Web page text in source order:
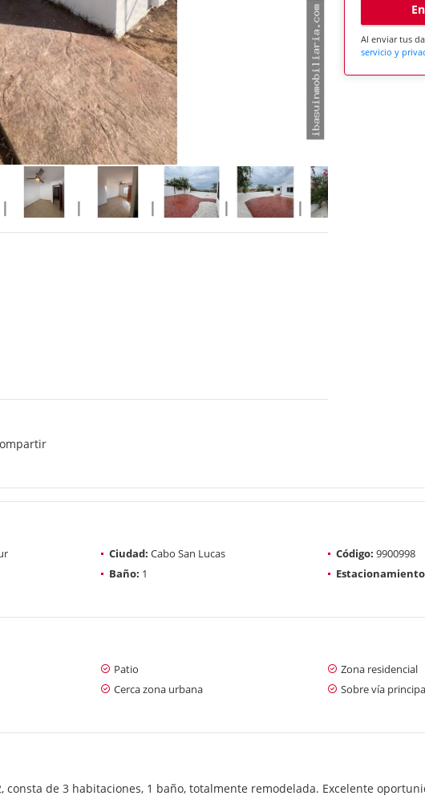
Al enviar tus
servicio y
Ciudad: Cabo San Lucas Código: 9900998
Baño: 1
Patio
Zona residencial
Cerca zona urbana
Sobre vía
consta de 3 habitaciones, 1 baño, totalmente remodelada. Excelente